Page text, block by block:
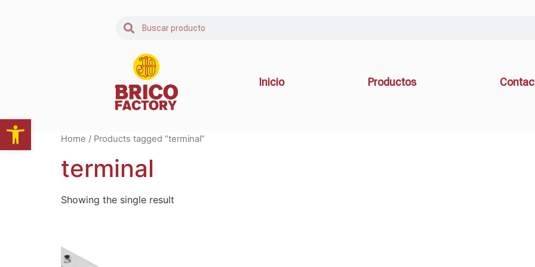
Abrir barra de herramientas
Inicio Productos
Home / Products tagged “terminal”
terminal
Showing the single result